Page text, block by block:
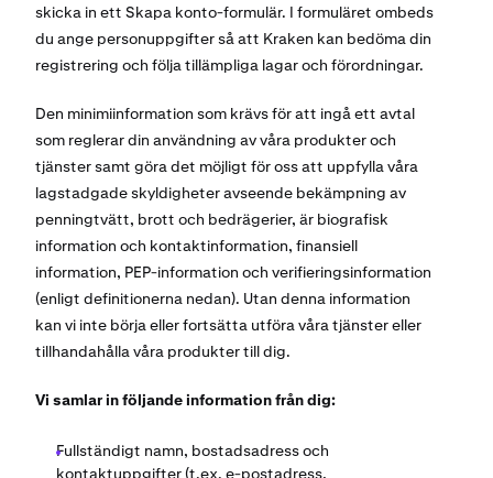
skicka in ett Skapa konto-formulär. I formuläret ombeds
du ange personuppgifter så att Kraken kan bedöma din
registrering och följa tillämpliga lagar och förordningar.
Den minimiinformation som krävs för att ingå ett avtal
som reglerar din användning av våra produkter och
tjänster samt göra det möjligt för oss att uppfylla våra
lagstadgade skyldigheter avseende bekämpning av
penningtvätt, brott och bedrägerier, är biografisk
information och kontaktinformation, finansiell
information, PEP-information och verifieringsinformation
(enligt definitionerna nedan). Utan denna information
kan vi inte börja eller fortsätta utföra våra tjänster eller
tillhandahålla våra produkter till dig.
Vi samlar in följande information från dig:
Fullständigt namn, bostadsadress och
kontaktuppgifter (t.ex. e-postadress,